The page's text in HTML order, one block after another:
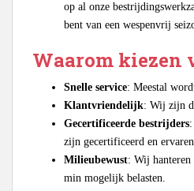
op al onze
bent van een wespenvrij
Waarom kiezen
Snelle service: Meestal
Klantvriendelijk: Wij zijn
Gecertificeerde bestrijders
zijn gecertificeerd en
Milieubewust: Wij
min mogelijk belasten.